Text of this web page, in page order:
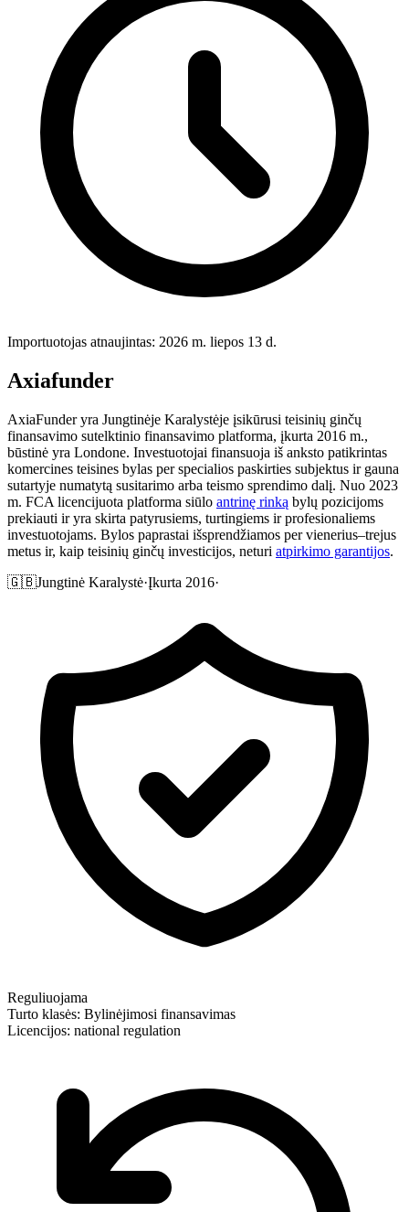
Importuotojas atnaujintas: 2026 m. liepos 13 d.
Axiafunder
AxiaFunder yra Jungtinėje Karalystėje įsikūrusi teisinių ginčų
finansavimo sutelktinio finansavimo platforma, įkurta 2016 m.,
būstinė yra Londone. Investuotojai finansuoja iš anksto patikrintas
komercines teisines bylas per specialios paskirties subjektus ir gauna
sutartyje numatytą susitarimo arba teismo sprendimo dalį. Nuo 2023
m. FCA licencijuota platforma siūlo antrinę rinką bylų pozicijoms
prekiauti ir yra skirta patyrusiems, turtingiems ir profesionaliems
investuotojams. Bylos paprastai išsprendžiamos per vienerius–trejus
metus ir, kaip teisinių ginčų investicijos, neturi atpirkimo garantijos.
🇬🇧Jungtinė Karalystė·Įkurta 2016·
Reguliuojama
Turto klasės: Bylinėjimosi finansavimas
Licencijos: national regulation